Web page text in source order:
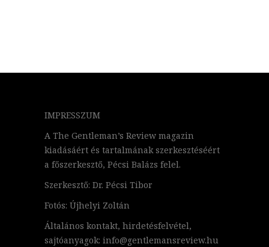
IMPRESSZUM
A The Gentleman’s Review magazin
kiadásáért és tartalmának szerkesztéséért
a főszerkesztő, Pécsi Balázs felel.
Szerkesztő: Dr. Pécsi Tibor
Fotós: Újhelyi Zoltán
Általános kontakt, hirdetésfelvétel,
sajtóanyagok: info@gentlemansreview.hu